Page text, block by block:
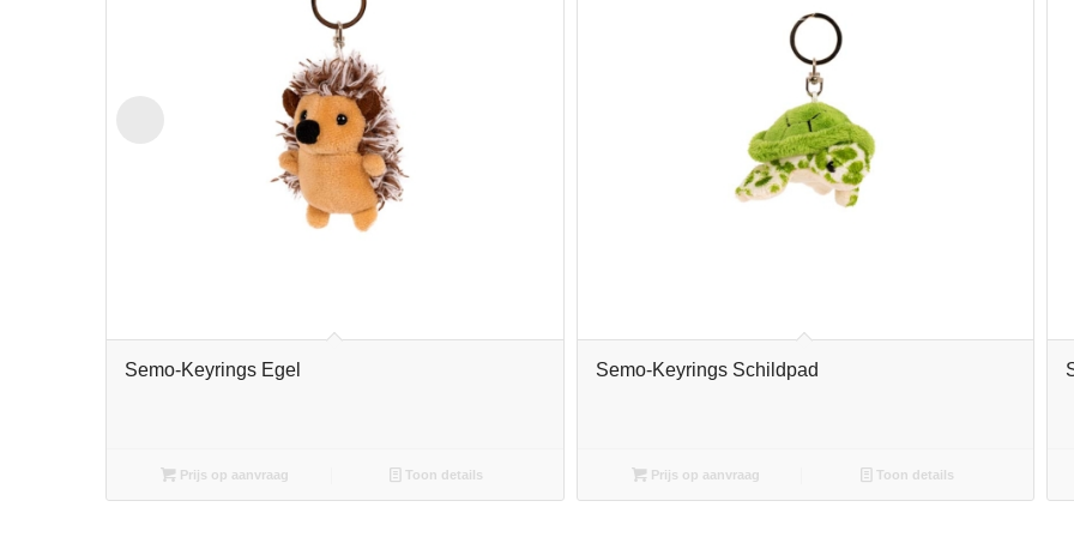
Semo-Keyrings Egel
Prijs op aanvraag Toon details
Semo-Keyrings Schildpad
Prijs op aanvraag Toon details